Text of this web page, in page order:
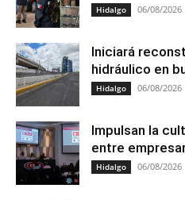
Hidalgo 06/08/2026
Iniciará
hidráulico en
Hidalgo 06/08/2026
Impulsan la
entre
Hidalgo 06/08/2026